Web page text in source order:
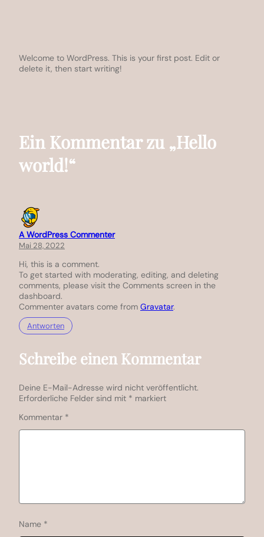
Welcome to WordPress. This is your first post. Edit or
delete it, then start writing!
Ein Kommentar zu „Hello
world!“
A WordPress Commenter
Mai 28, 2022
Hi, this is a comment.
To get started with moderating, editing, and deleting
comments, please visit the Comments screen in the
dashboard.
Commenter avatars come from Gravatar.
Antworten
Schreibe einen Kommentar
Deine E-Mail-Adresse wird nicht veröffentlicht.
Erforderliche Felder sind mit * markiert
Kommentar *
Name *